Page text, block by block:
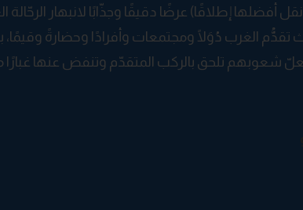
أفضلها إطلاقًا) عرضًا دقيقًا وجذّابًا لانبهار الرحّالة
تقدُّم الغرب دُوَلًا ومجتمعات وأفرادًا وحضارةً
شعوبهم تلحق بالركب المتقدّم وتنفض عنها غبارًا
على ما للعرب من قِيَمٍ دينية وخُلُقية وتراث يعتزّون